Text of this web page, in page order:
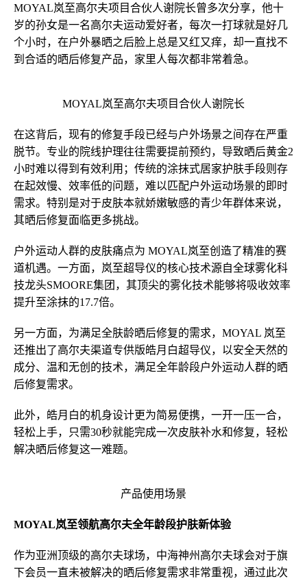
MOYAL岚至高尔夫项目合伙人谢院长曾多次分享，他十
岁的孙女是一名高尔夫运动爱好者，每次一打球就是好几
个小时，在户外暴晒之后脸上总是又红又痒，却一直找不
到合适的晒后修复产品，家里人每次都非常着急。
MOYAL岚至高尔夫项目合伙人谢院长
在这背后，现有的修复手段已经与户外场景之间存在严重
脱节。专业的院线护理往往需要提前预约，导致晒后黄金2
小时难以得到有效利用；传统的涂抹式居家护肤手段则存
在起效慢、效率低的问题，难以匹配户外运动场景的即时
需求。特别是对于皮肤本就娇嫩敏感的青少年群体来说，
其晒后修复面临更多挑战。
户外运动人群的皮肤痛点为 MOYAL岚至创造了精准的赛
道机遇。一方面，岚至超导仪的核心技术源自全球雾化科
技龙头SMOORE集团，其顶尖的雾化技术能够将吸收效率
提升至涂抹的17.7倍。
另一方面，为满足全肤龄晒后修复的需求，MOYAL 岚至
还推出了高尔夫渠道专供版皓月白超导仪，以安全天然的
成分、温和无创的技术，满足全年龄段户外运动人群的晒
后修复需求。
此外，皓月白的机身设计更为简易便携，一开一压一合，
轻松上手，只需30秒就能完成一次皮肤补水和修复，轻松
解决晒后修复这一难题。
产品使用场景
MOYAL岚至领航高尔夫全年龄段护肤新体验
作为亚洲顶级的高尔夫球场，中海神州高尔夫球会对于旗
下会员一直未被解决的晒后修复需求非常重视，通过此次